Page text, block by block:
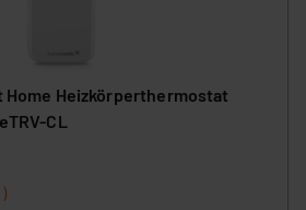
Home Heizkörperthermostat
CL